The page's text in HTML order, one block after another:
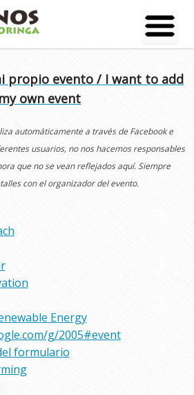
propio evento / I want to add
my own event
automáticamente a través de Facebook e
usuarios, no nos hacemos responsables
que no se vean reflejados aquí. Siempre
con el organizador del evento.
Energy
g/2005#event
formulario